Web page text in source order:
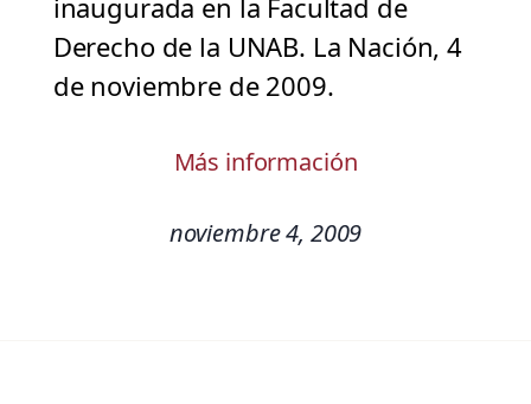
inaugurada en la Facultad de
Derecho de la UNAB. La Nación, 4
de noviembre de 2009.
Más información
noviembre 4, 2009